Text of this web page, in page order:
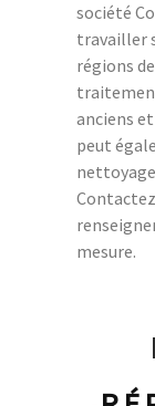
société
travailler
régions
anciens
peut
mesure.